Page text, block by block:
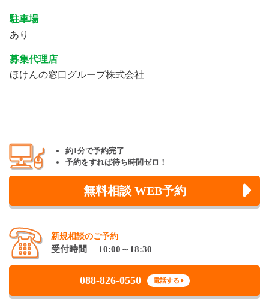
駐車場
あり
募集代理店
ほけんの窓口グループ株式会社
約1分で予約完了
予約をすれば待ち時間ゼロ！
無料相談 WEB予約
新規相談のご予約
受付時間 10:00～18:30
088-826-0550 電話する